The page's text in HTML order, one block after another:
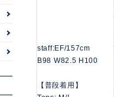
staff:EF/157cm
B98 W82.5 H100
【普段着用】